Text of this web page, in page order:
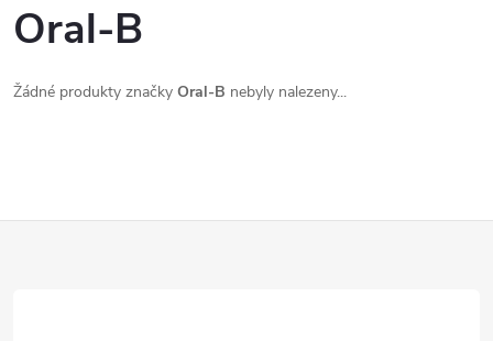
Oral-B
Žádné produkty značky Oral-B nebyly nalezeny...